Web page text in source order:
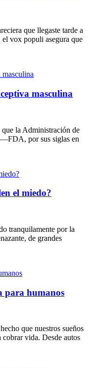
que llegaste tarde a
vox populi asegura que
masculina
que la Administración de
por sus siglas en
el miedo?
tranquilamente por la
de grandes
para humanos
que nuestros sueños
cobrar vida. Desde autos